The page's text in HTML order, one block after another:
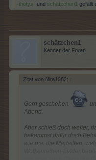
-thetys- und schätzchen1 gefällt
schätzchen1
Kenner der Foren
Zitat von Alira1982: ↑
Gern geschehen
Abend.
Aber schieß doch weiter,
bekommst dafür doch
wie u.a. die Medaillen,